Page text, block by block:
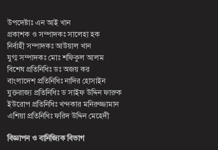
উপদেষ্টাঃ এন আই খান
প্রকাশক ও সম্পাদকঃ সালেহা হক
নির্বাহী সম্পাদকঃ আউয়াল খান
যুগ্ম সম্পাদকঃ মোঃ শফিকুল আলম
বিশেষ প্রতিনিধিঃ ডঃ অজয় কর
বাংলাদেশ প্রতিনিধিঃ নাদির হোসাইন
যুক্তরাজ্য প্রতিনিধিঃ ড সাইফ উদ্দিন ফারুক
ইউরোপ প্রতিনিধিঃ খন্দকার মনিরুজ্জামান
এশিয়া প্রতিনিধিঃ ফরিদ উদ্দিন মেহেদী
বিজ্ঞাপন ও বানিজ্যিক বিভাগ